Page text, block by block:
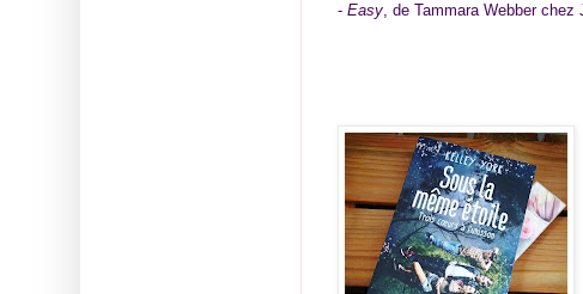
- Easy, de Tammara Webber chez